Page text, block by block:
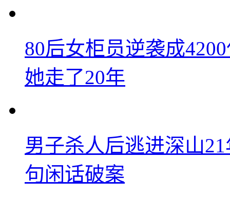
80后女柜员逆袭成
她走了20年
男子杀人后逃进深山
句闲话破案